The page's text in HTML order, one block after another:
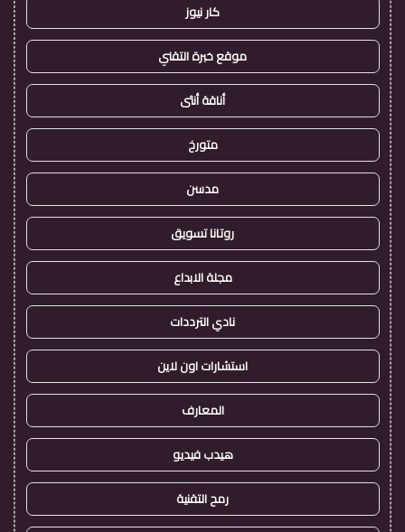
كار نيوز
موقع خبرة التقني
أناقة أنثى
متورخ
مدسن
روتانا تسويق
مجلة الابداع
نادي الترددات
استشارات اون لاين
المعارف
هيدب فيديو
رمح التقنية